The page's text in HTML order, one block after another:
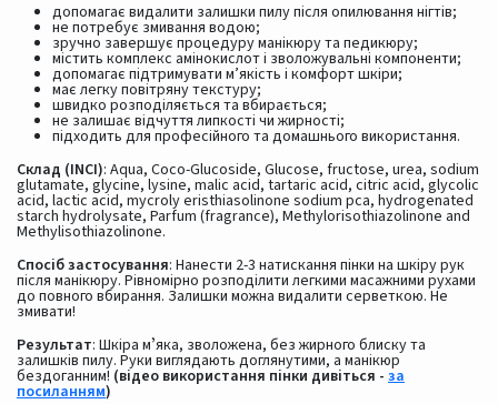
допомагає видалити залишки пилу після опилювання нігтів;
не потребує змивання водою;
зручно завершує процедуру манікюру та педикюру;
містить комплекс амінокислот і зволожувальні компоненти;
допомагає підтримувати м’якість і комфорт шкіри;
має легку повітряну текстуру;
швидко розподіляється та вбирається;
не залишає відчуття липкості чи жирності;
підходить для професійного та домашнього використання.
Склад (INCI): Aqua, Coco-Glucoside, Glucose, fructose, urea, sodium
glutamate, glycine, lysine, malic acid, tartaric acid, citric acid, glycolic
acid, lactic acid, mycroly eristhiasolinone sodium pca, hydrogenated
starch hydrolysate, Parfum (fragrance), Methylorisothiazolinone and
Methylisothiazolinone.
Спосіб застосування: Нанести 2-3 натискання пінки на шкіру рук
після манікюру. Рівномірно розподілити легкими масажними рухами
до повного вбирання. Залишки можна видалити серветкою. Не
змивати!
Результат: Шкіра мʼяка, зволожена, без жирного блиску та
залишків пилу. Руки виглядають доглянутими, а манікюр
бездоганним! (відео використання пінки дивіться - за
посиланням)